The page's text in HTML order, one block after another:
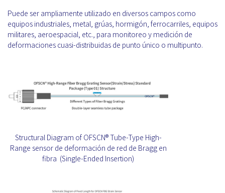
Puede ser ampliamente utilizado en diversos campos como
equipos industriales, metal, grúas, hormigón, ferrocarriles, equipos
militares, aeroespacial, etc., para monitoreo y medición de
deformaciones cuasi-distribuidas de punto único o multipunto.
Structural Diagram of OFSCN® Tube-Type High-
Range sensor de deformación de red de Bragg en
fibra (Single-Ended Insertion)